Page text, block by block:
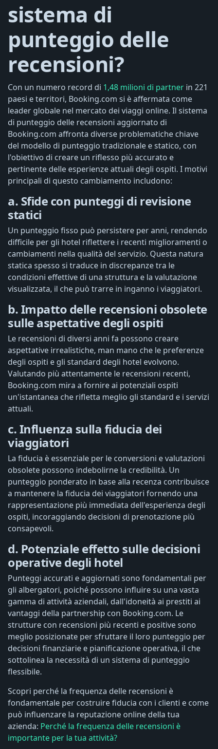
sistema di
punteggio delle
recensioni?
Con un numero record di 1,48 milioni di partner in 221
paesi e territori, Booking.com si è affermata come
leader globale nel mercato dei viaggi online. Il sistema
di punteggio delle recensioni aggiornato di
Booking.com affronta diverse problematiche chiave
del modello di punteggio tradizionale e statico, con
l'obiettivo di creare un riflesso più accurato e
pertinente delle esperienze attuali degli ospiti. I motivi
principali di questo cambiamento includono:
a. Sfide con punteggi di revisione
statici
Un punteggio fisso può persistere per anni, rendendo
difficile per gli hotel riflettere i recenti miglioramenti o
cambiamenti nella qualità del servizio. Questa natura
statica spesso si traduce in discrepanze tra le
condizioni effettive di una struttura e la valutazione
visualizzata, il che può trarre in inganno i viaggiatori.
b. Impatto delle recensioni obsolete
sulle aspettative degli ospiti
Le recensioni di diversi anni fa possono creare
aspettative irrealistiche, man mano che le preferenze
degli ospiti e gli standard degli hotel evolvono.
Valutando più attentamente le recensioni recenti,
Booking.com mira a fornire ai potenziali ospiti
un'istantanea che rifletta meglio gli standard e i servizi
attuali.
c. Influenza sulla fiducia dei
viaggiatori
La fiducia è essenziale per le conversioni e valutazioni
obsolete possono indebolirne la credibilità. Un
punteggio ponderato in base alla recenza contribuisce
a mantenere la fiducia dei viaggiatori fornendo una
rappresentazione più immediata dell'esperienza degli
ospiti, incoraggiando decisioni di prenotazione più
consapevoli.
d. Potenziale effetto sulle decisioni
operative degli hotel
Punteggi accurati e aggiornati sono fondamentali per
gli albergatori, poiché possono influire su una vasta
gamma di attività aziendali, dall'idoneità ai prestiti ai
vantaggi della partnership con Booking.com. Le
strutture con recensioni più recenti e positive sono
meglio posizionate per sfruttare il loro punteggio per
decisioni finanziarie e pianificazione operativa, il che
sottolinea la necessità di un sistema di punteggio
flessibile.
Scopri perché la frequenza delle recensioni è
fondamentale per costruire fiducia con i clienti e come
può influenzare la reputazione online della tua
azienda: Perché la frequenza delle recensioni è
importante per la tua attività?